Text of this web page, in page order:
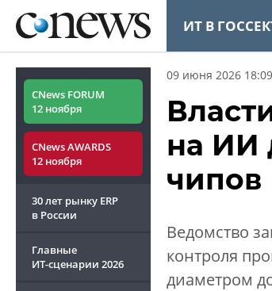
ИТ В
CNews FORUM
12 ноября
CNews AWARDS
12 ноября
30 лет рынку ERP
в России
Главные
ИТ-сценарии 2026
09 июня 2026 18:09
на ИИ
чипов
Ведомство
контроля
диаметром